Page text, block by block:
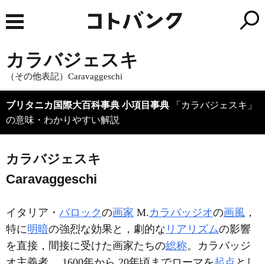
カラバジェスキ
（その他表記）Caravaggeschi
ブリタニカ国際大百科事典 小項目事典 「カラバジェスキ」
の意味・わかりやすい解説
カラバジェスキ
Caravaggeschi
イタリア・ バロックの画家 M.カラバッジオの画風 ，
特に明暗の強烈な効果と，劇的な リアリズムの影響
を直接，間接に受けた画家たちの総称。カラバッジ